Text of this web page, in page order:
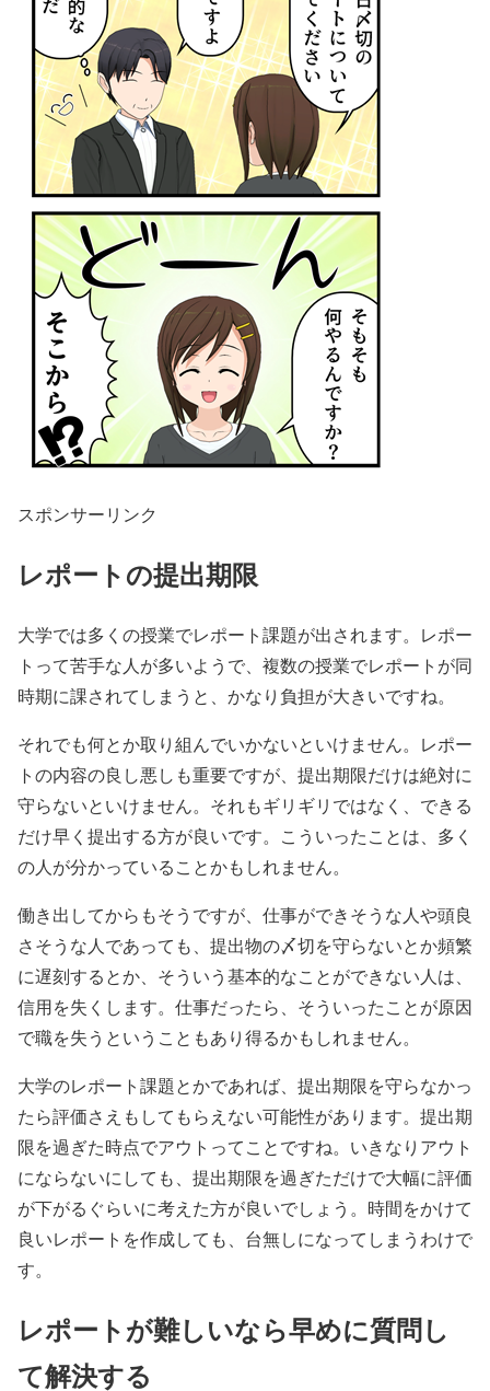
スポンサーリンク
レポートの提出期限
大学では多くの授業でレポート課題が出されます。レポー
トって苦手な人が多いようで、複数の授業でレポートが同
時期に課されてしまうと、かなり負担が大きいですね。
それでも何とか取り組んでいかないといけません。レポー
トの内容の良し悪しも重要ですが、提出期限だけは絶対に
守らないといけません。それもギリギリではなく、できる
だけ早く提出する方が良いです。こういったことは、多く
の人が分かっていることかもしれません。
働き出してからもそうですが、仕事ができそうな人や頭良
さそうな人であっても、提出物の〆切を守らないとか頻繁
に遅刻するとか、そういう基本的なことができない人は、
信用を失くします。仕事だったら、そういったことが原因
で職を失うということもあり得るかもしれません。
大学のレポート課題とかであれば、提出期限を守らなかっ
たら評価さえもしてもらえない可能性があります。提出期
限を過ぎた時点でアウトってことですね。いきなりアウト
にならないにしても、提出期限を過ぎただけで大幅に評価
が下がるぐらいに考えた方が良いでしょう。時間をかけて
良いレポートを作成しても、台無しになってしまうわけで
す。
レポートが難しいなら早めに質問し
て解決する